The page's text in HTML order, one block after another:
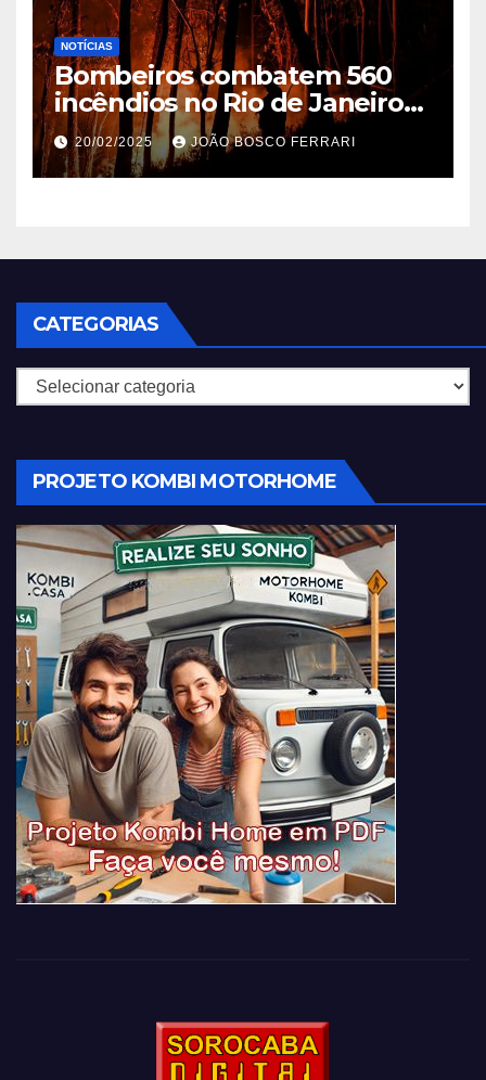
NOTÍCIAS
Bombeiros combatem 560
incêndios no Rio de Janeiro
em 2025
20/02/2025 JOÃO BOSCO FERRARI
CATEGORIAS
Categorias
PROJETO KOMBI MOTORHOME